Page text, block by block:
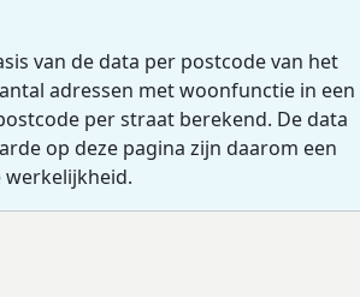
van de data per postcode van het
adressen met woonfunctie in een
per straat berekend. De data
op deze pagina zijn daarom een